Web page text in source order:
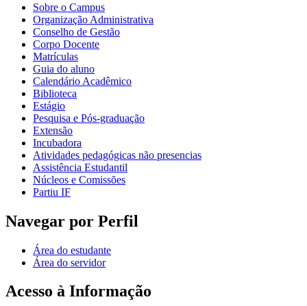
Sobre o Campus
Organização Administrativa
Conselho de Gestão
Corpo Docente
Matrículas
Guia do aluno
Calendário Acadêmico
Biblioteca
Estágio
Pesquisa e Pós-graduação
Extensão
Incubadora
Atividades pedagógicas não presencias
Assistência Estudantil
Núcleos e Comissões
Partiu IF
Navegar por Perfil
Área do estudante
Área do servidor
Acesso à Informação